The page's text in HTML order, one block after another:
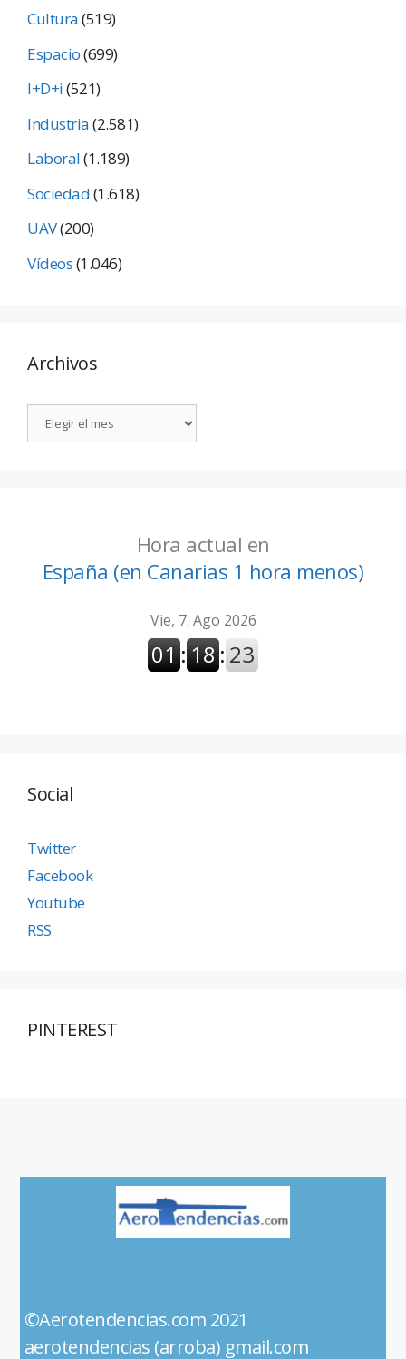
Cultura(519)
Espacio(699)
I+D+i(521)
Industria(2.581)
Laboral(1.189)
Sociedad(1.618)
UAV(200)
Vídeos(1.046)
Archivos
Hora actual en
España (en Canarias 1 hora menos)
Social
Twitter
Facebook
Youtube
RSS
PINTEREST
©Aerotendencias.com 2021
aerotendencias (arroba) gmail.com